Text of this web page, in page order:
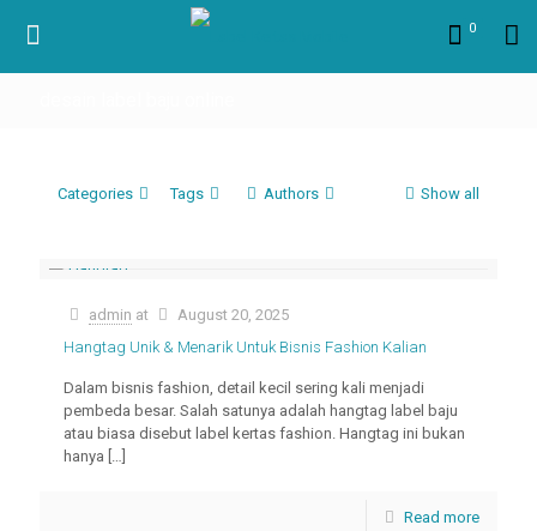
0
Categories Tags Authors Show all
admin at
August 20, 2025
Hangtag Unik & Menarik Untuk Bisnis Fashion Kalian
Dalam bisnis fashion, detail kecil sering kali menjadi
pembeda besar. Salah satunya adalah hangtag label baju
atau biasa disebut label kertas fashion. Hangtag ini bukan
hanya […]
Read more